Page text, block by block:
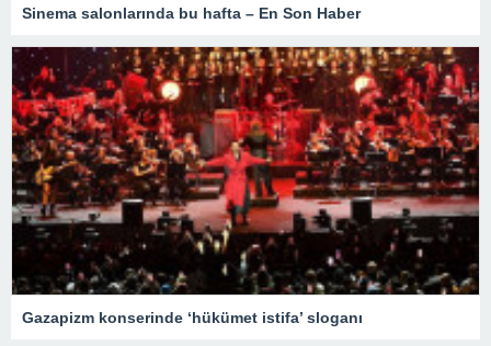
Sinema salonlarında bu hafta – En Son Haber
Gazapizm konserinde ‘hükümet istifa’ sloganı